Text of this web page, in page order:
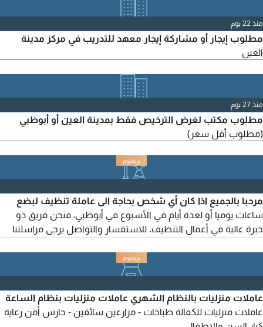
منذ 22 يوم
مطلوب إيجار أو مشاركة إيجار معهد للتدريب في مركز مدينة
العين
منذ 27 يوم
مطلوب مكتب لغرض الترخيص فقط بمدينة العين أو أبوظبي
(مطلوب أقل سعر)
مرحبا بالجميع اذا كان أي شخص بحاجة الى عاملة تنظيف لبضع
ساعات يوميا أو لعدة أيام في الأسبوع في أبوظبي، فنحن فريق ذو
خبرة عالية في أعمال التنظيف. للاستفسار والتواصل يرجى مراسلتنا
عاملات منزليات بالنظام الشهري عاملات منزليات بنظام الساعة
عاملات منزليات للكفالة طباخات - مزارعين سائقين - حارس أمن رعاية